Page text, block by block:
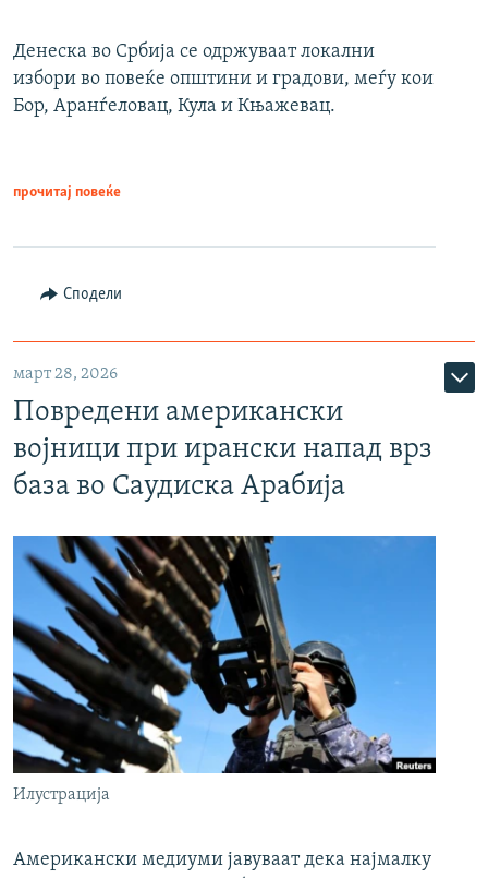
Денеска во Србија се одржуваат локални
избори во повеќе општини и градови, меѓу кои
Бор, Аранѓеловац, Кула и Књажевац.
прочитај повеќе
Сподели
март 28, 2026
Повредени американски
војници при ирански напад врз
база во Саудиска Арабија
Илустрација
Американски медиуми јавуваат дека најмалку